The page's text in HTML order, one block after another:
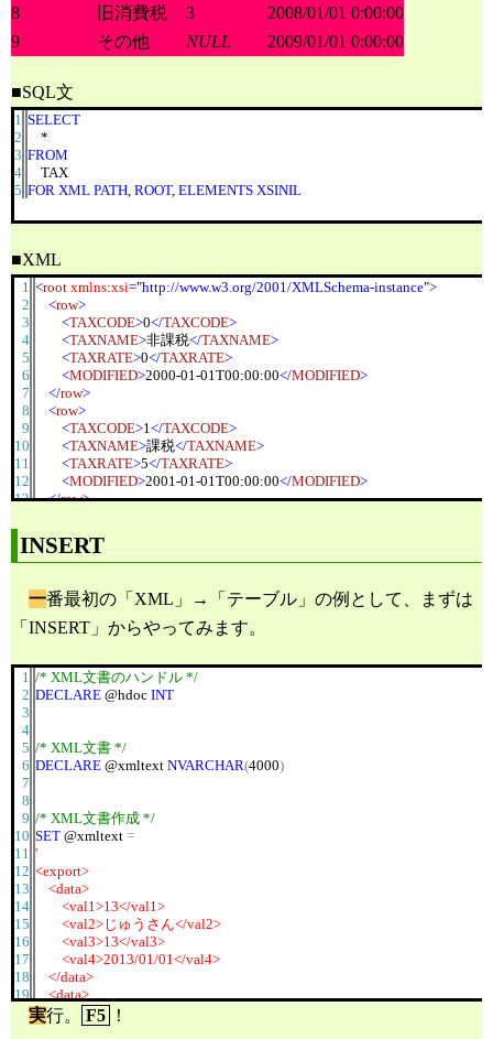
8
旧消費税 3
2008/01/01 0:00:00
9
その他 NULL 2009/01/01 0:00:00
■SQL文
1
2
3
4
5
SELECT
*
FROM
TAX
FOR XML PATH, ROOT, ELEMENTS XSINIL
■XML
1
2
3
4
5
6
7
8
9
10
11
12
13
15
16
18
19
20
23
24
25
26
<root xmlns:xsi="http://www.w3.org/2001/XMLSchema-instance">
<row>
<TAXCODE>0</TAXCODE>
<TAXNAME>非課税</TAXNAME>
<TAXRATE>0</TAXRATE>
<MODIFIED>2000-01-01T00:00:00</MODIFIED>
</row>
<row>
<TAXCODE>1</TAXCODE>
<TAXNAME>課税</TAXNAME>
<TAXRATE>5</TAXRATE>
<MODIFIED>2001-01-01T00:00:00</MODIFIED>
</row>
<TAXCODE
<TAXNAME
<MODIFIED 2008-01-01T00:00:00 MODIFIED
</row>
<row>
TAXCODE> 9</ TAXCODE
<TAXRATE xsi:nil= "true
< MODIFIED>2009-01-01T00:00:00
INSERT
一番最初の「XML」→「テーブル」の例として、まずは
「INSERT」からやってみます。
1
2
3
4
5
6
7
8
9
10
11
12
13
14
15
16
17
18
19
20
21
/* XML文書のハンドル */
DECLARE @hdoc INT
/* XML文書 */
DECLARE @xmltext NVARCHAR(4000)
/* XML文書作成 */
SET @xmltext =
'
<export>
<data>
<val1>13</val1>
<val2>じゅうさん</val2>
<val3>13</val3>
<val4>2013/01/01</val4>
</data>
<data>
<val1>14</val1>
<val2>じゅうよん</val2>
実行。 F5 ！